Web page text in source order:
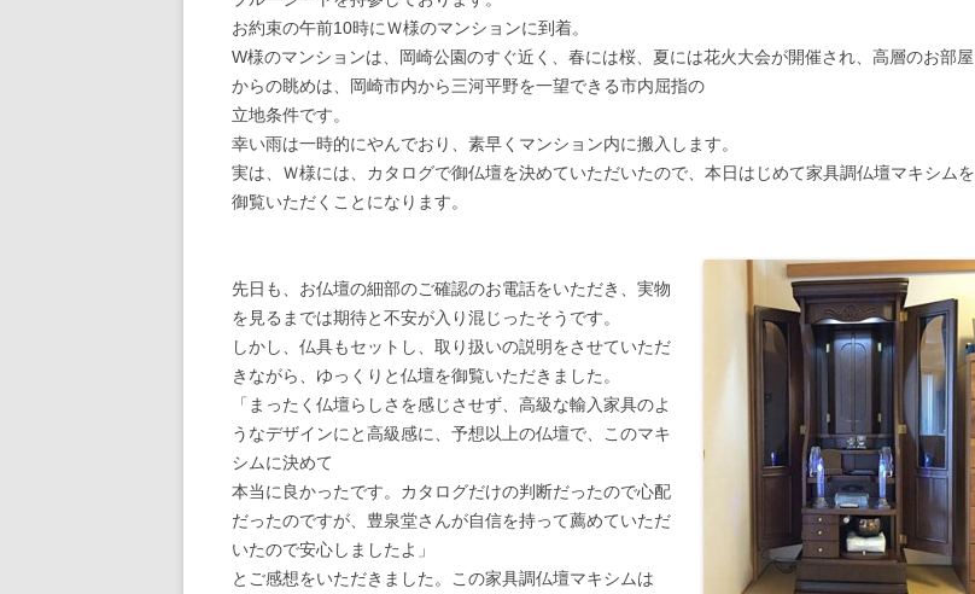
お約束の午前10時にＷ様のマンションに到着。
W様のマンションは、岡崎公園のすぐ近く、春には桜、夏には花火大会が開催され、高層のお部屋
からの眺めは、岡崎市内から三河平野を一望できる市内屈指の
立地条件です。
幸い雨は一時的にやんでおり、素早くマンション内に搬入します。
実は、Ｗ様には、カタログで御仏壇を決めていただいたので、本日はじめて家具調仏壇マキシムを
御覧いただくことになります。
先日も、お仏壇の細部のご確認のお電話をいただき、実物
を見るまでは期待と不安が入り混じったそうです。
しかし、仏具もセットし、取り扱いの説明をさせていただ
きながら、ゆっくりと仏壇を御覧いただきました。
「まったく仏壇らしさを感じさせず、高級な輸入家具のよ
うなデザインにと高級感に、予想以上の仏壇で、このマキ
シムに決めて
本当に良かったです。カタログだけの判断だったので心配
だったのですが、豊泉堂さんが自信を持って薦めていただ
いたので安心しましたよ」
とご感想をいただきました。この家具調仏壇マキシムは